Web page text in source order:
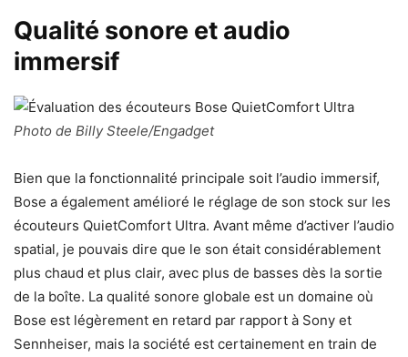
Qualité sonore et audio
immersif
Photo de Billy Steele/Engadget
Bien que la fonctionnalité principale soit l’audio immersif,
Bose a également amélioré le réglage de son stock sur les
écouteurs QuietComfort Ultra. Avant même d’activer l’audio
spatial, je pouvais dire que le son était considérablement
plus chaud et plus clair, avec plus de basses dès la sortie
de la boîte. La qualité sonore globale est un domaine où
Bose est légèrement en retard par rapport à Sony et
Sennheiser, mais la société est certainement en train de